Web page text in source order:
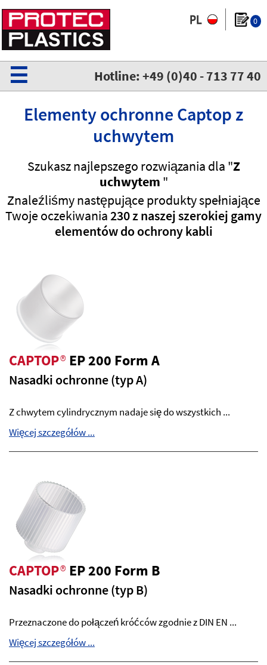
0
Hotline: +49 (0)40 - 713 77 40
☰
Elementy ochronne Captop z
uchwytem
Szukasz najlepszego rozwiązania dla "Z
uchwytem "
Znaleźliśmy następujące produkty spełniające
Twoje oczekiwania230 z naszej szerokiej gamy
elementów do ochrony kabli
CAPTOP®EP 200 Form A
Nasadki ochronne (typ A)
Z chwytem cylindrycznym nadaje się do wszystkich ...
Więcej szczegółów ...
CAPTOP®EP 200 Form B
Nasadki ochronne (typ B)
Przeznaczone do połączeń króćców zgodnie z DIN EN ...
Więcej szczegółów ...